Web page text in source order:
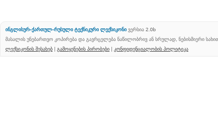
ინგლისურ-ქართულ-რუსული ტექნიკური ლექსიკონი ვერსია 2.0b
მასალის უნებართვო კოპირება და გავრცელება ნაწილობრივ ან სრულად, ნებისმიერი
ლექსიკონის შესახებ | გამოყენების პირობები | კონფიდენციალობის პოლიტიკა